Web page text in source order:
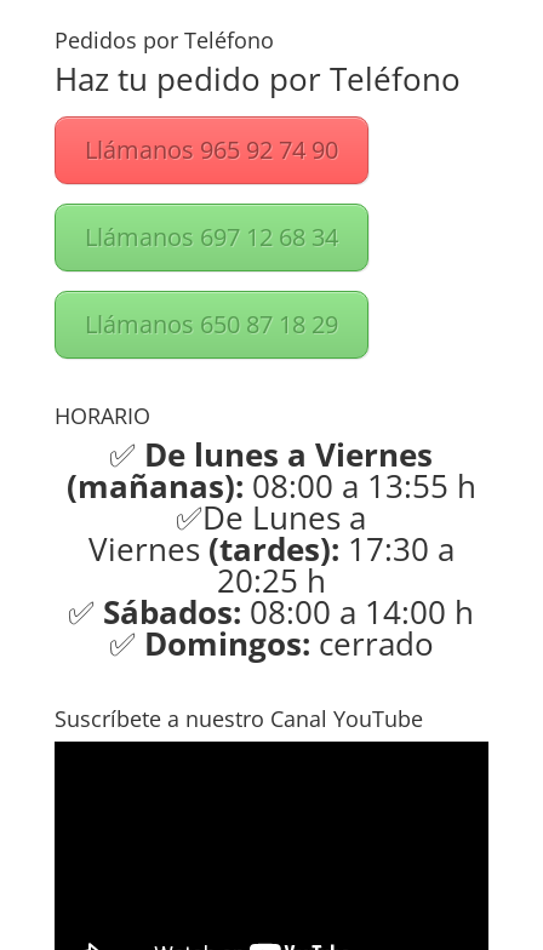
Pedidos por Teléfono
Haz tu pedido por Teléfono
Llámanos 965 92 74 90
Llámanos 697 12 68 34
Llámanos 650 87 18 29
HORARIO
✅ De lunes a Viernes
(mañanas): 08:00 a 13:55 h
✅De Lunes a
Viernes(tardes): 17:30 a
20:25 h
✅ Sábados: 08:00 a 14:00 h
✅ Domingos: cerrado
Suscríbete a nuestro Canal YouTube